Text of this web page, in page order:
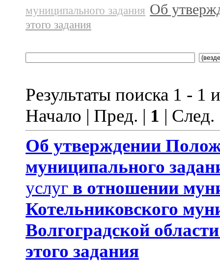
муниципального задания Об
этого задания
Результаты поиска 1 - 1
Начало | Пред. | 1 |
Об утверждении
муниципального
услуг в отношении
Котельниковского
Волгоградской области
этого задания